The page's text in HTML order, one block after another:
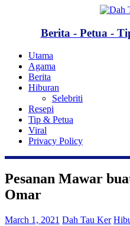
Berita - Petua -
Utama
Agama
Berita
Hiburan
Selebriti
Resepi
Tip & Petua
Viral
Privacy Policy
Pesanan Mawar
Omar
March 1, 2021 Dah Tau Ker